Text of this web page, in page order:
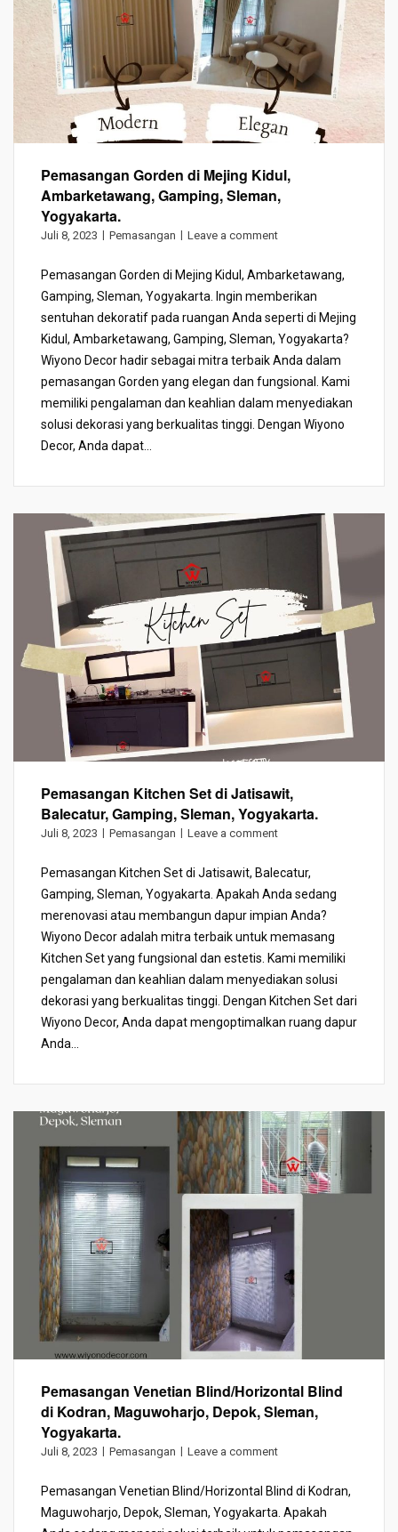
Pemasangan Gorden di Mejing Kidul,
Ambarketawang, Gamping, Sleman,
Yogyakarta.
Juli 8, 2023 Pemasangan Leave a comment
Pemasangan Gorden di Mejing Kidul, Ambarketawang,
Gamping, Sleman, Yogyakarta. Ingin memberikan
sentuhan dekoratif pada ruangan Anda seperti di Mejing
Kidul, Ambarketawang, Gamping, Sleman, Yogyakarta?
Wiyono Decor hadir sebagai mitra terbaik Anda dalam
pemasangan Gorden yang elegan dan fungsional. Kami
memiliki pengalaman dan keahlian dalam menyediakan
solusi dekorasi yang berkualitas tinggi. Dengan Wiyono
Decor, Anda dapat...
Pemasangan Kitchen Set di Jatisawit,
Balecatur, Gamping, Sleman, Yogyakarta.
Juli 8, 2023 Pemasangan Leave a comment
Pemasangan Kitchen Set di Jatisawit, Balecatur,
Gamping, Sleman, Yogyakarta. Apakah Anda sedang
merenovasi atau membangun dapur impian Anda?
Wiyono Decor adalah mitra terbaik untuk memasang
Kitchen Set yang fungsional dan estetis. Kami memiliki
pengalaman dan keahlian dalam menyediakan solusi
dekorasi yang berkualitas tinggi. Dengan Kitchen Set dari
Wiyono Decor, Anda dapat mengoptimalkan ruang dapur
Anda...
Pemasangan Venetian Blind/Horizontal Blind
di Kodran, Maguwoharjo, Depok, Sleman,
Yogyakarta.
Juli 8, 2023 Pemasangan Leave a comment
Pemasangan Venetian Blind/Horizontal Blind di Kodran,
Maguwoharjo, Depok, Sleman, Yogyakarta. Apakah